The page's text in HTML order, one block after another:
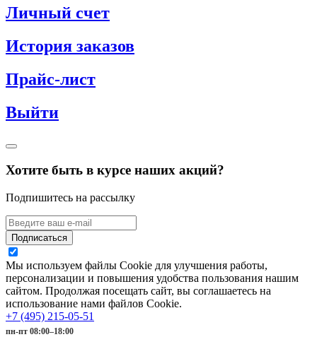
Личный счет
История заказов
Прайс-лист
Выйти
Хотите быть в курсе наших акций?
Подпишитесь на рассылку
Подписаться
Мы используем файлы Cookie для улучшения работы,
персонализации и повышения удобства пользования нашим
сайтом. Продолжая посещать сайт, вы соглашаетесь на
использование нами файлов Cookie.
+7 (495) 215-05-51
пн-пт 08:00–18:00